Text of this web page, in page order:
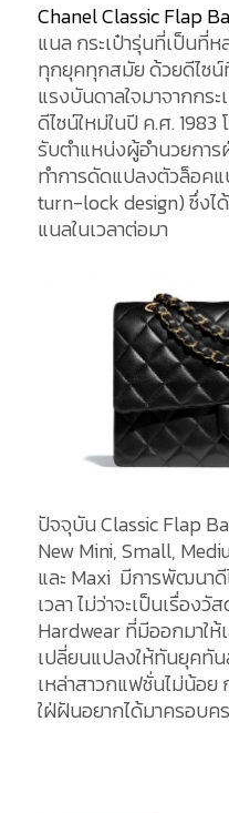
Chanel Classic Flap
แนล กระเป๋ารุ่นที่เป็นที่
ทุกยุคทุกสมัย ด้วยดีไซ
แรงบันดาลใจมาจากกร
ดีไซน์ใหม่ในปี ค.ศ.
รับตำแหน่งผู้อำนวยกา
ทำการดัดแปลงตัวล็อคแ
turn-lock design) ซึ่ง
แนลในเวลาต่อมา
ปัจจุบัน Classic Flap
New Mini, Small,
และ Maxi มีการพัฒนา
เวลา ไม่ว่าจะเป็นเรื่อง
Hardwear ที่มีออกมาให้
เปลี่ยนแปลงให้ทันยุคทั
เหล่าสาวกแฟชั่นไม่น้อย
ใฝ่ฝันอยากได้มาครอบ